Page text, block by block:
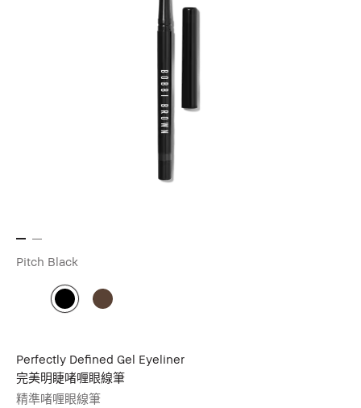
Pitch Black
Perfectly Defined Gel Eyeliner
完美明睫啫喱眼線筆
精準啫喱眼線筆